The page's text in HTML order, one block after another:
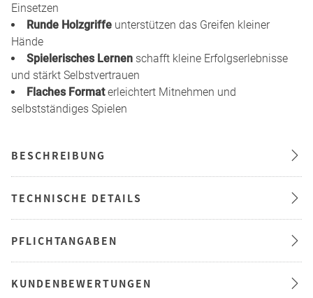
Einsetzen
Runde Holzgriffe unterstützen das Greifen kleiner
Hände
Spielerisches Lernen schafft kleine Erfolgserlebnisse
und stärkt Selbstvertrauen
Flaches Formaterleichtert Mitnehmen und
selbstständiges Spielen
BESCHREIBUNG
TECHNISCHE DETAILS
PFLICHTANGABEN
KUNDENBEWERTUNGEN